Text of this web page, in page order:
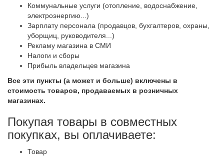
Коммунальные услуги (отопление, водоснабжение,
электроэнергию...)
Зарплату персонала (продавцов, бухгалтеров, охраны,
уборщиц, руководителя...)
Рекламу магазина в СМИ
Налоги и сборы
Прибыль владельцев магазина
Все эти пункты (а может и больше) включены в
стоимость товаров, продаваемых в розничных
магазинах.
Покупая товары в совместных
покупках, вы оплачиваете:
Товар